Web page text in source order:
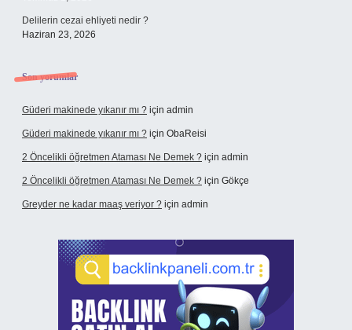
Delilerin cezai ehliyeti nedir ?
Haziran 23, 2026
Son yorumlar
Güderi makinede yıkanır mı ? için admin
Güderi makinede yıkanır mı ? için ObaReisi
2 Öncelikli öğretmen Ataması Ne Demek ? için admin
2 Öncelikli öğretmen Ataması Ne Demek ? için Gökçe
Greyder ne kadar maaş veriyor ? için admin